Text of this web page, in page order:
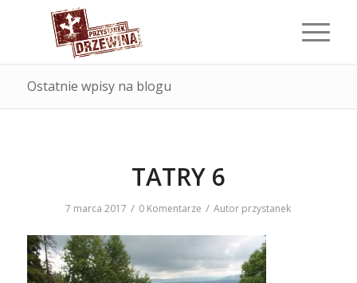
Ostatnie wpisy na blogu
TATRY 6
7 marca 2017 / 0 Komentarze / Autor przystanek